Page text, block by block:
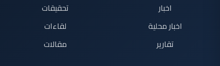
اخبار
اخبار محلية
تقارير
تحقيقات
لقاءات
مقالات